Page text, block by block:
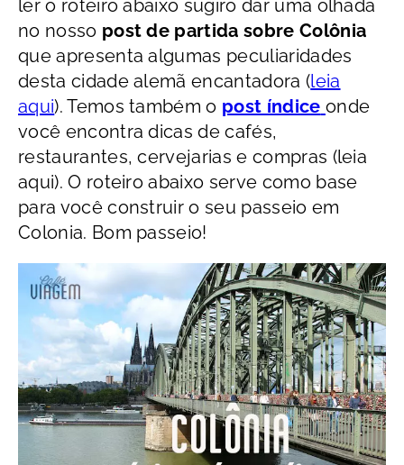
ler o roteiro abaixo sugiro dar uma olhada
no nosso post de partida sobre Colônia
que apresenta algumas peculiaridades
desta cidade alemã encantadora (leia
aqui). Temos também o post índice onde
você encontra dicas de cafés,
restaurantes, cervejarias e compras (leia
aqui). O roteiro abaixo serve como base
para você construir o seu passeio em
Colonia. Bom passeio!